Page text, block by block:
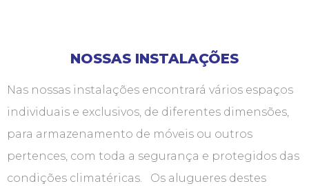
NOSSAS INSTALAÇÕES
Nas nossas instalações encontrará vários espaços
individuais e exclusivos, de diferentes dimensões,
para armazenamento de móveis ou outros
pertences, com toda a segurança e protegidos das
condições climatéricas. Os alugueres destes